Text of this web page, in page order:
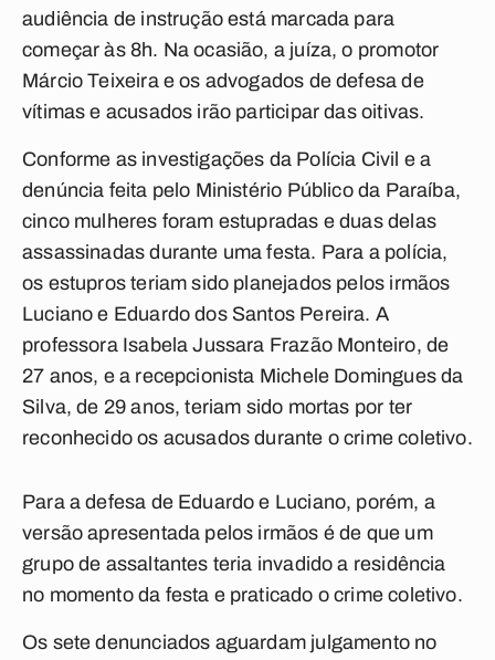
audiência de instrução está marcada para
começar às 8h. Na ocasião, a juíza, o promotor
Márcio Teixeira e os advogados de defesa de
vítimas e acusados irão participar das oitivas.
Conforme as investigações da Polícia Civil e a
denúncia feita pelo Ministério Público da Paraíba,
cinco mulheres foram estupradas e duas delas
assassinadas durante uma festa. Para a polícia,
os estupros teriam sido planejados pelos irmãos
Luciano e Eduardo dos Santos Pereira. A
professora Isabela Jussara Frazão Monteiro, de
27 anos, e a recepcionista Michele Domingues da
Silva, de 29 anos, teriam sido mortas por ter
reconhecido os acusados durante o crime coletivo.
Para a defesa de Eduardo e Luciano, porém, a
versão apresentada pelos irmãos é de que um
grupo de assaltantes teria invadido a residência
no momento da festa e praticado o crime coletivo.
Os sete denunciados aguardam julgamento no